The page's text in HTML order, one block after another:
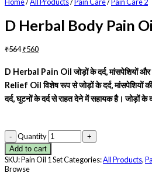
D Herbal Body Pain
₹564₹560
D Herbal Pain Oil जोड़ों के दर्द, मांसपेशियों
Relief Oilविशेष रूप से जोड़ों के दर्द, मांसपेशियों
दर्द, घुटनों के दर्द से राहत देने में सहायक है। जोड़ों के
Quantity
Add to cart
SKU:Pain Oil 1 SetCategories:All Products,
Browse